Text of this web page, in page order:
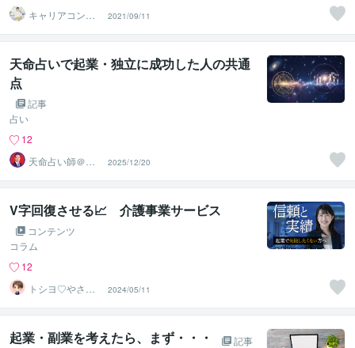
キャリアコンサ
ルタントShino
2021/09/11
天命占いで起業・独立に成功した人の共通
点
記事
占い
12
天命占い師＠藤
＊久国
2025/12/20
V字回復させる📈 介護事業サービス
コンテンツ
コラム
12
トシヨ♡やさし
い介護の専門家
2024/05/11
起業・副業を考えたら、まず・・・
記事